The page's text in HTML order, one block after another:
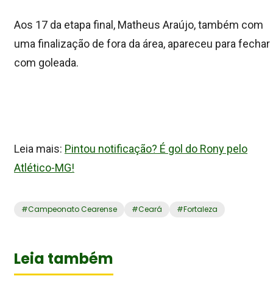
Aos 17 da etapa final, Matheus Araújo, também com
uma finalização de fora da área, apareceu para fechar
com goleada.
Leia mais: Pintou notificação? É gol do Rony pelo
Atlético-MG!
#Campeonato Cearense #Ceará #Fortaleza
Leia também